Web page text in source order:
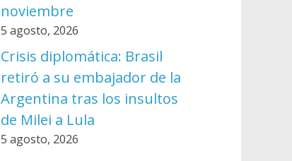
noviembre
5 agosto, 2026
Crisis diplomática: Brasil
retiró a su embajador de la
Argentina tras los insultos
de Milei a Lula
5 agosto, 2026